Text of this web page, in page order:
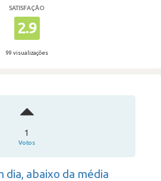
SATISFAÇÃO
2.9
99 visualizações
1
Votos
dia, abaixo da média